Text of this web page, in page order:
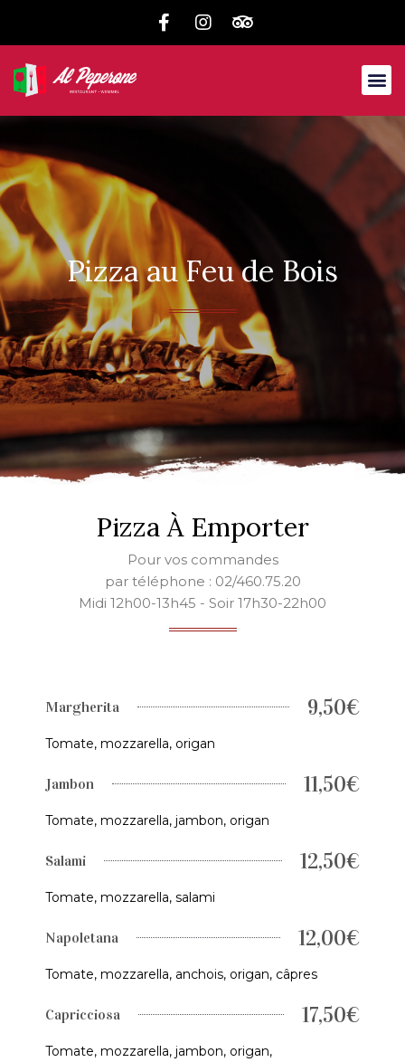
Pizza au Feu de Bois
Pizza À Emporter
Pour vos commandes
par téléphone : 02/460.75.20
Midi 12h00-13h45 - Soir 17h30-22h00
Margherita 9,50€
Tomate, mozzarella, origan
Jambon 11,50€
Tomate, mozzarella, jambon, origan
Salami 12,50€
Tomate, mozzarella, salami
Napoletana 12,00€
Tomate, mozzarella, anchois, origan, câpres
Capricciosa 17,50€
Tomate, mozzarella, jambon, origan,